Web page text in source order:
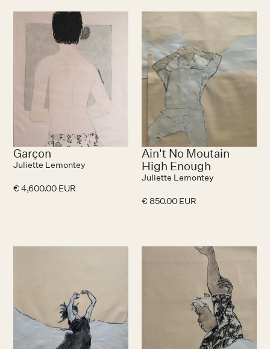
Garçon
Juliette Lemontey
€ 4,600.00 EUR
Ain't No Moutain
High Enough
Juliette Lemontey
€ 850.00 EUR